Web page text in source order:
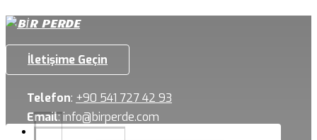
İletişime Geçin
Telefon: +90 541 727 42 93
Email:info@birperde.com